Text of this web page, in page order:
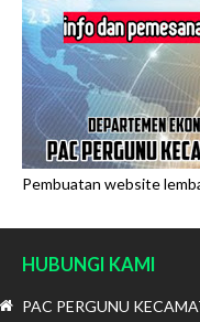
Pembuatan website
HUBUNGI KAMI
PAC PERGUNU